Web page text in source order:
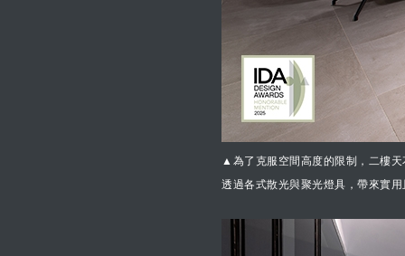
▲為了克服空間高度的限制，二樓
透過各式散光與聚光燈具，帶來實